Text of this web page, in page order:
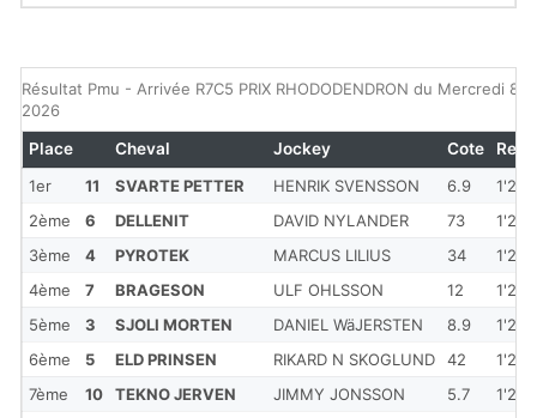
Résultat Pmu - Arrivée R7C5 PRIX RHODODENDRON du Mercredi 8
2026
1er 11 SVARTE PETTER HENRIK SVENSSON 6.9
2ème
6 DELLENIT DAVID NYLANDER 73
3ème
4 PYROTEK MARCUS LILIUS 34
4ème
7 BRAGESON ULF OHLSSON 12
5ème
3 SJOLI MORTEN DANIEL WäJERSTEN 8.9
6ème
5 ELD PRINSEN RIKARD N SKOGLUND 42
7ème
10 TEKNO JERVEN JIMMY JONSSON 5.7
Place Cheval Jockey Cote